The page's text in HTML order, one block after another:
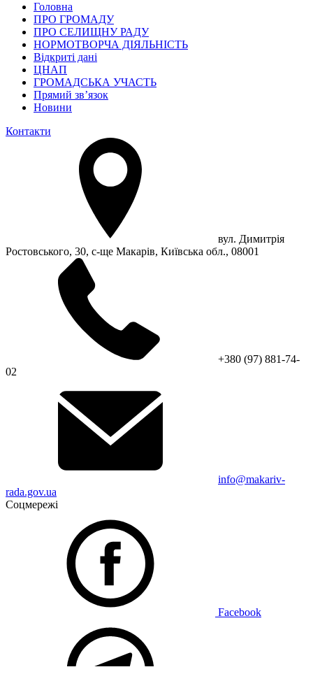
Головна
ПРО ГРОМАДУ
ПРО СЕЛИЩНУ РАДУ
НОРМОТВОРЧА ДІЯЛЬНІСТЬ
Відкриті дані
ЦНАП
ГРОМАДСЬКА УЧАСТЬ
Прямий зв’язок
Новини
Контакти
вул. Димитрія
Ростовського, 30, с-ще Макарів, Київська обл., 08001
+380 (97) 881-74-
02
info@makariv-
rada.gov.ua
Соцмережі
Facebook